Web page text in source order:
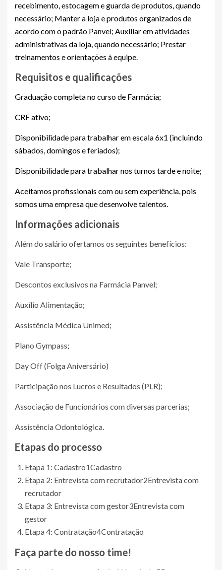
recebimento, estocagem e guarda de produtos, quando
necessário; Manter a loja e produtos organizados de
acordo com o padrão Panvel; Auxiliar em atividades
administrativas da loja, quando necessário; Prestar
treinamentos e orientações à equipe.
Requisitos e qualificações
Graduação completa no curso de Farmácia;
CRF ativo;
Disponibilidade para trabalhar em escala 6x1 (incluindo
sábados, domingos e feriados);
Disponibilidade para trabalhar nos turnos tarde e noite;
Aceitamos profissionais com ou sem experiência, pois
somos uma empresa que desenvolve talentos.
Informações adicionais
Além do salário ofertamos os seguintes benefícios:
Vale Transporte;
Descontos exclusivos na Farmácia Panvel;
Auxílio Alimentação;
Assistência Médica Unimed;
Plano Gympass;
Day Off (Folga Aniversário)
Participação nos Lucros e Resultados (PLR);
Associação de Funcionários com diversas parcerias;
Assistência Odontológica.
Etapas do processo
Etapa 1: Cadastro1Cadastro
Etapa 2: Entrevista com recrutador2Entrevista com
recrutador
Etapa 3: Entrevista com gestor3Entrevista com
gestor
Etapa 4: Contratação4Contratação
Faça parte do nosso time!